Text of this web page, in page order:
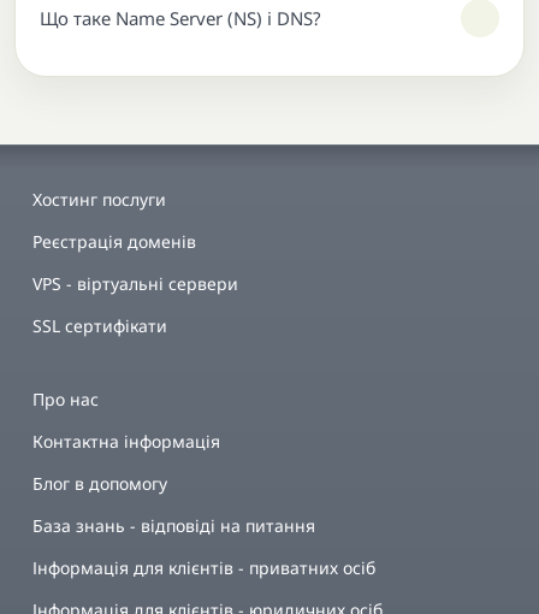
Що таке Name Server (NS) і DNS?
Хостинг послуги
Реєстрація доменів
VPS - віртуальні сервери
SSL сертифікати
Про нас
Контактна інформація
Блог в допомогу
База знань - відповіді на питання
Інформація для клієнтів - приватних осіб